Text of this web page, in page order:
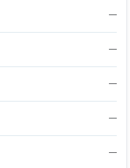
—
—
—
—
—